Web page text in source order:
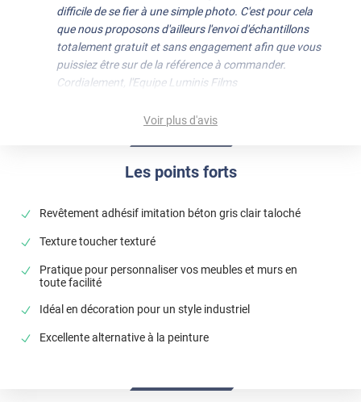
Les points forts
Revêtement adhésif imitation béton gris clair taloché
Texture toucher texturé
Pratique pour personnaliser vos meubles et murs en
toute facilité
Idéal en décoration pour un style industriel
Excellente alternative à la peinture
difficile de se fier à une simple photo. C'est pour cela
que nous proposons d'ailleurs l'envoi d'échantillons
totalement gratuit et sans engagement afin que vous
puissiez être sur de la référence à commander.
Cordialement, l'Equipe Luminis Films
Voir plus d'avis